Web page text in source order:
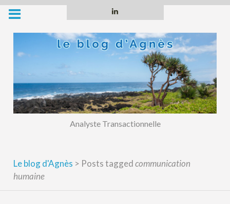
Skip
content
Analyste Transactionnelle
Le blog d'Agnès > Posts taggedcommunication
humaine